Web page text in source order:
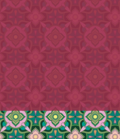
ざいます。）
の関係により、指定日の配送が困難
。
客様は二日以内にお支払いくださ
ると、着日指定のご希望に添えない
で、予めご了承ください。)
ご使用環境によっては、当店からの
がございます。
からのメールを受信できるよう、
す。
誤登録、セキュリティエラー等の、
メールの不達に関しては、当店は一
ん。
緒にご注文の場合は、宅急便または
送りいたします。
ざいましたら、ご注文時から1週間
時指定が可能です。それ以降の到着
きませんので、ご了承ください。
ト］→［備考を追加］からコメント
、そちらにご記入ください。
指定なしでお送りさせていただきま
に添えない場合もございます。
客様は二日以内にお支払いくださ
ると、着日指定のご希望に添えない